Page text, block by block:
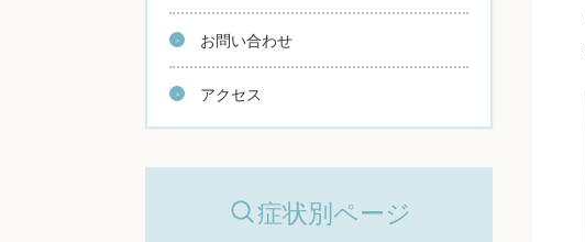
お問い合わせ
アクセス
症状別ページ